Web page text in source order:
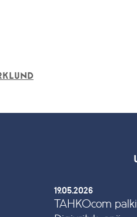
19.05.2026
TAHKOcom